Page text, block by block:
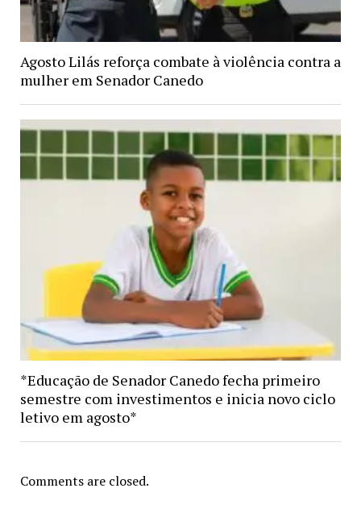
Agosto Lilás reforça combate à violência contra a
mulher em Senador Canedo
*Educação de Senador Canedo fecha primeiro
semestre com investimentos e inicia novo ciclo
letivo em agosto*
Comments are closed.